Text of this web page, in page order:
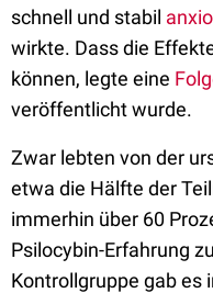
schnell und stabil
wirkte. Dass die
können, legte eine
veröffentlicht wurde.
Zwar lebten von der
etwa die Hälfte der
immerhin über 60
Psilocybin-Erfahrung
Kontrollgruppe gab es